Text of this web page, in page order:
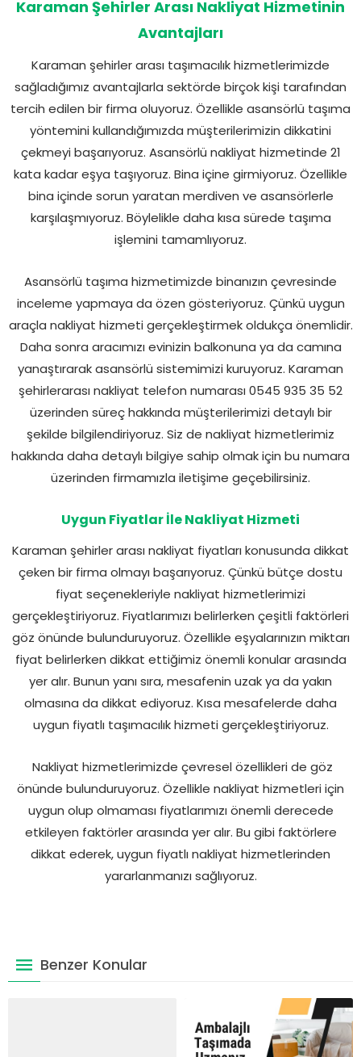
Karaman Şehirler Arası Nakliyat Hizmetinin
Avantajları
Karaman şehirler arası taşımacılık hizmetlerimizde
sağladığımız avantajlarla sektörde birçok kişi tarafından
tercih edilen bir firma oluyoruz. Özellikle asansörlü taşıma
yöntemini kullandığımızda müşterilerimizin dikkatini
çekmeyi başarıyoruz. Asansörlü nakliyat hizmetinde 21
kata kadar eşya taşıyoruz. Bina içine girmiyoruz. Özellikle
bina içinde sorun yaratan merdiven ve asansörlerle
karşılaşmıyoruz. Böylelikle daha kısa sürede taşıma
işlemini tamamlıyoruz.
Asansörlü taşıma hizmetimizde binanızın çevresinde
inceleme yapmaya da özen gösteriyoruz. Çünkü uygun
araçla nakliyat hizmeti gerçekleştirmek oldukça önemlidir.
Daha sonra aracımızı evinizin balkonuna ya da camına
yanaştırarak asansörlü sistemimizi kuruyoruz. Karaman
şehirlerarası nakliyat telefon numarası 0545 935 35 52
üzerinden süreç hakkında müşterilerimizi detaylı bir
şekilde bilgilendiriyoruz. Siz de nakliyat hizmetlerimiz
hakkında daha detaylı bilgiye sahip olmak için bu numara
üzerinden firmamızla iletişime geçebilirsiniz.
Uygun Fiyatlar İle Nakliyat Hizmeti
Karaman şehirler arası nakliyat fiyatları konusunda dikkat
çeken bir firma olmayı başarıyoruz. Çünkü bütçe dostu
fiyat seçenekleriyle nakliyat hizmetlerimizi
gerçekleştiriyoruz. Fiyatlarımızı belirlerken çeşitli faktörleri
göz önünde bulunduruyoruz. Özellikle eşyalarınızın miktarı
fiyat belirlerken dikkat ettiğimiz önemli konular arasında
yer alır. Bunun yanı sıra, mesafenin uzak ya da yakın
olmasına da dikkat ediyoruz. Kısa mesafelerde daha
uygun fiyatlı taşımacılık hizmeti gerçekleştiriyoruz.
Nakliyat hizmetlerimizde çevresel özellikleri de göz
önünde bulunduruyoruz. Özellikle nakliyat hizmetleri için
uygun olup olmaması fiyatlarımızı önemli derecede
etkileyen faktörler arasında yer alır. Bu gibi faktörlere
dikkat ederek, uygun fiyatlı nakliyat hizmetlerinden
yararlanmanızı sağlıyoruz.
Benzer Konular